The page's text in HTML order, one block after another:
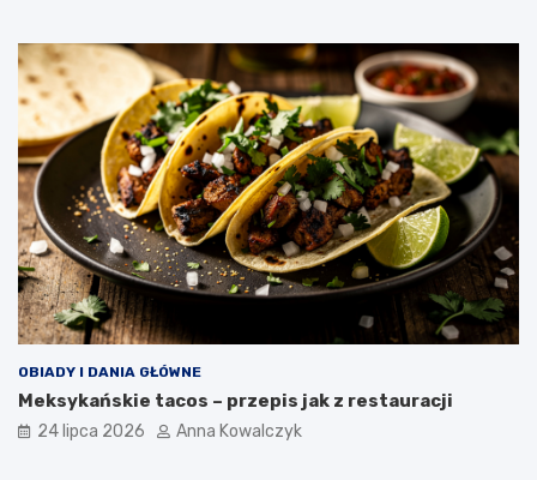
OBIADY I DANIA GŁÓWNE
Meksykańskie tacos – przepis jak z restauracji
24 lipca 2026 Anna Kowalczyk